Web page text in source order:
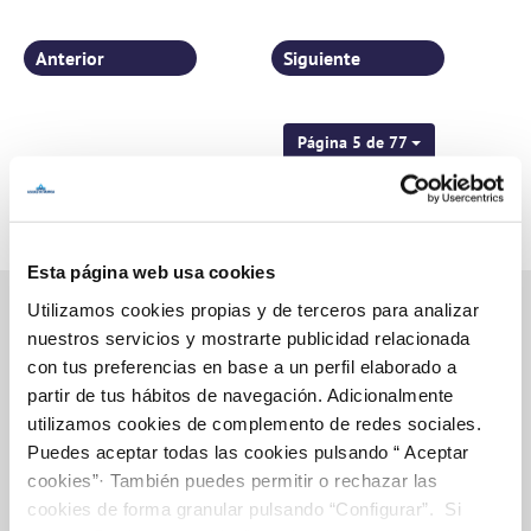
Esta página web usa cookies
Utilizamos cookies propias y de terceros para analizar
nuestros servicios y mostrarte publicidad relacionada
con tus preferencias en base a un perfil elaborado a
partir de tus hábitos de navegación. Adicionalmente
utilizamos cookies de complemento de redes sociales.
Puedes aceptar todas las cookies pulsando “ Aceptar
cookies”· También puedes permitir o rechazar las
cookies de forma granular pulsando “Configurar”. Si
Página 5 de 77
Anterior Siguiente
Inicio
Gestiones Online